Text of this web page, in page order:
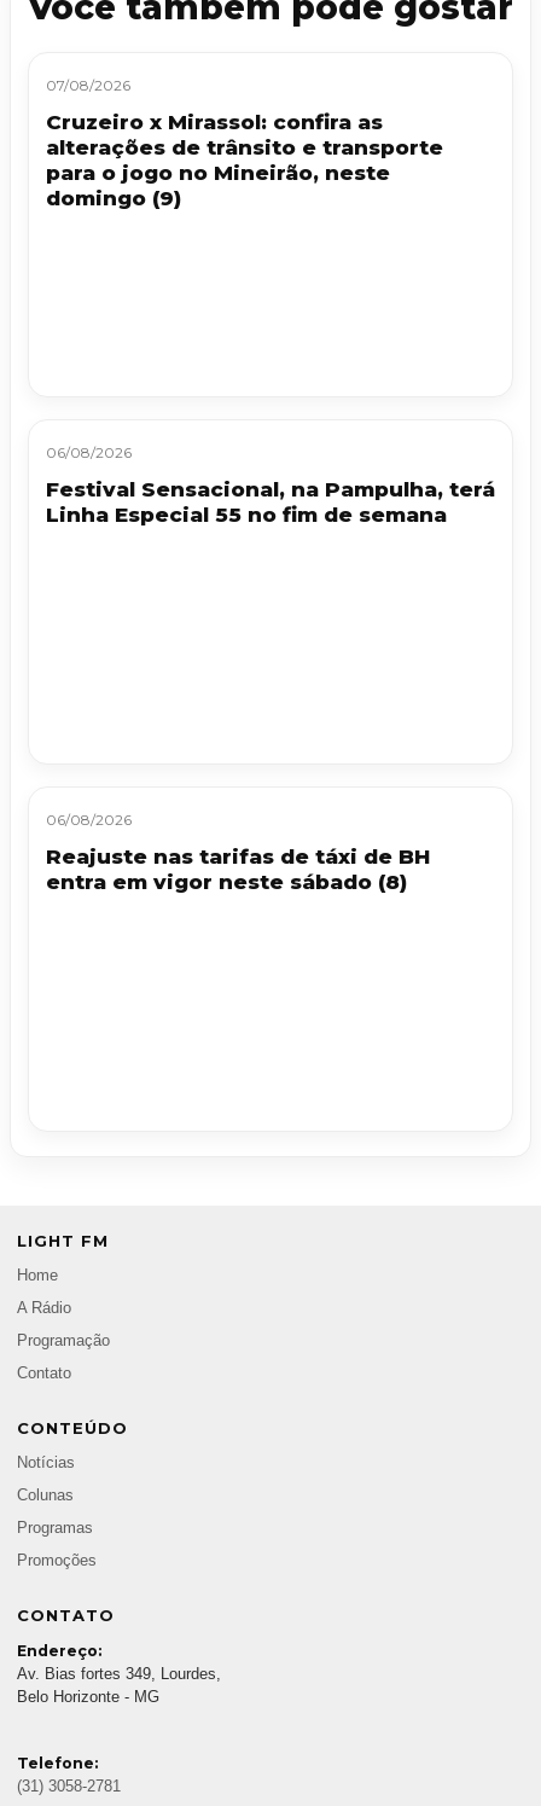
07/08/2026
Cruzeiro x Mirassol: confira as
alterações de trânsito e transporte
para o jogo no Mineirão, neste
domingo (9)
06/08/2026
Festival Sensacional, na Pampulha, terá
Linha Especial 55 no fim de semana
06/08/2026
Reajuste nas tarifas de táxi de BH
entra em vigor neste sábado (8)
LIGHT FM
Home
A Rádio
Programação
Contato
CONTEÚDO
Notícias
Colunas
Programas
Promoções
CONTATO
Endereço:
Av. Bias fortes 349, Lourdes,
Belo Horizonte - MG
Telefone:
(31) 3058-2781